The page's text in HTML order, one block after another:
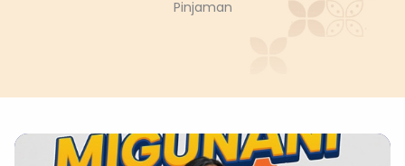
Pinjaman